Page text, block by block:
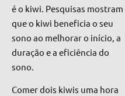
é o kiwi. Pesquisas mostram
que o kiwi beneficia o seu
sono ao melhorar o início, a
duração e a eficiência do
sono.
Comer dois kiwis uma hora